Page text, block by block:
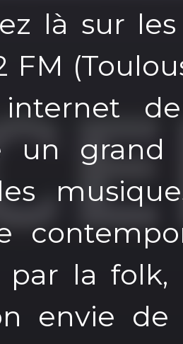
là sur
FM
de
un
par la
envie de